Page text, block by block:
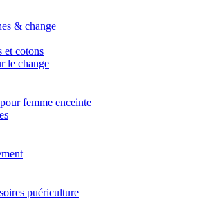
& change
et cotons
le change
femme enceinte
puériculture